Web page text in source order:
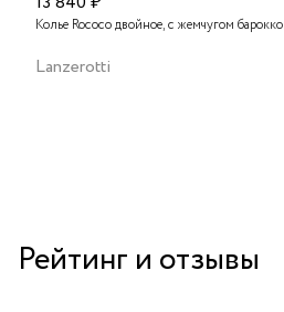
Колье Rococo двойное, с жемчугом барокко
Lanzerotti
Рейтинг и отзывы